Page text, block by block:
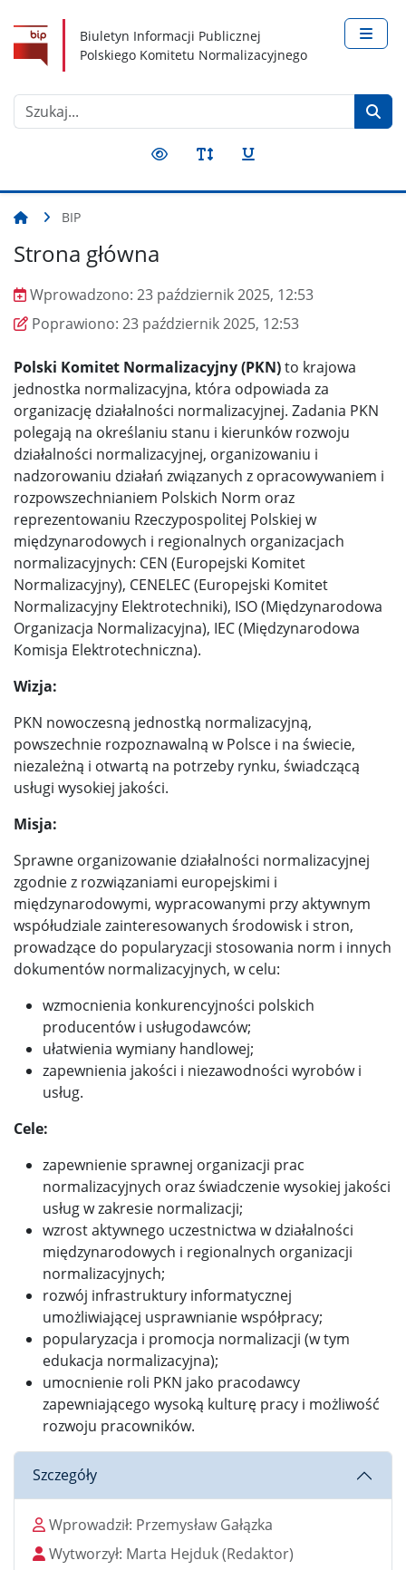
Biuletyn Informacji Publicznej
Polskiego Komitetu Normalizacyjnego
Szukaj
BIP
Strona główna
Wprowadzono
Wprowadzono: 23 październik 2025, 12:53
Poprawiono
Poprawiono: 23 październik 2025, 12:53
Polski Komitet Normalizacyjny (PKN)to krajowa
jednostka normalizacyjna, która odpowiada za
organizację działalności normalizacyjnej. Zadania PKN
polegają na określaniu stanu i kierunków rozwoju
działalności normalizacyjnej, organizowaniu i
nadzorowaniu działań związanych z opracowywaniem i
rozpowszechnianiem Polskich Norm oraz
reprezentowaniu Rzeczypospolitej Polskiej w
międzynarodowych i regionalnych organizacjach
normalizacyjnych: CEN (Europejski Komitet
Normalizacyjny), CENELEC (Europejski Komitet
Normalizacyjny Elektrotechniki), ISO (Międzynarodowa
Organizacja Normalizacyjna), IEC (Międzynarodowa
Komisja Elektrotechniczna).
Wizja:
PKN nowoczesną jednostką normalizacyjną,
powszechnie rozpoznawalną w Polsce i na świecie,
niezależną i otwartą na potrzeby rynku, świadczącą
usługi wysokiej jakości.
Misja:
Sprawne organizowanie działalności normalizacyjnej
zgodnie z rozwiązaniami europejskimi i
międzynarodowymi, wypracowanymi przy aktywnym
współudziale zainteresowanych środowisk i stron,
prowadzące do popularyzacji stosowania norm i innych
dokumentów normalizacyjnych, w celu:
wzmocnienia konkurencyjności polskich
producentów i usługodawców;
ułatwienia wymiany handlowej;
zapewnienia jakości i niezawodności wyrobów i
usług.
Cele:
zapewnienie sprawnej organizacji prac
normalizacyjnych oraz świadczenie wysokiej jakości
usług w zakresie normalizacji;
wzrost aktywnego uczestnictwa w działalności
międzynarodowych i regionalnych organizacji
normalizacyjnych;
rozwój infrastruktury informatycznej
umożliwiającej usprawnianie współpracy;
popularyzacja i promocja normalizacji (w tym
edukacja normalizacyjna);
umocnienie roli PKN jako pracodawcy
zapewniającego wysoką kulturę pracy i możliwość
rozwoju pracowników.
Szczegóły
Wprowadził
Wprowadził: Przemysław Gałązka
Wytworzył
Wytworzył: Marta Hejduk(Redaktor)